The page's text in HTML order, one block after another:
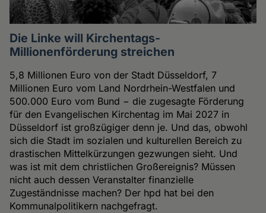
Die Linke will Kirchentags-
Millionenförderung streichen
5,8 Millionen Euro von der Stadt Düsseldorf, 7
Millionen Euro vom Land Nordrhein-Westfalen und
500.000 Euro vom Bund − die zugesagte Förderung
für den Evangelischen Kirchentag im Mai 2027 in
Düsseldorf ist großzügiger denn je. Und das, obwohl
sich die Stadt im sozialen und kulturellen Bereich zu
drastischen Mittelkürzungen gezwungen sieht. Und
was ist mit dem christlichen Großereignis? Müssen
nicht auch dessen Veranstalter finanzielle
Zugeständnisse machen? Der hpd hat bei den
Kommunalpolitikern nachgefragt.